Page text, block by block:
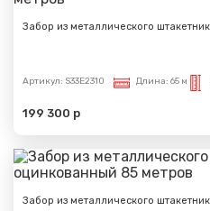
Забор из металлического
Артикул: S33E2310 Длина: 65 м
199 300 р
Забор из металлического